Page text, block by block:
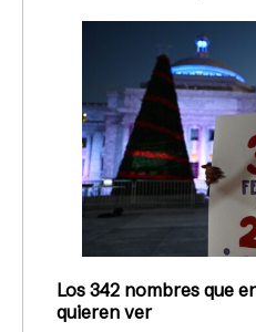
Los 342 nombres que
quieren ver